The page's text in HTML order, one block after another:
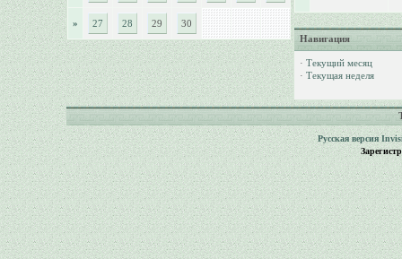
» 27 28 29 30
Навигация
· Текущий месяц
· Текущая неделя
Русская версия